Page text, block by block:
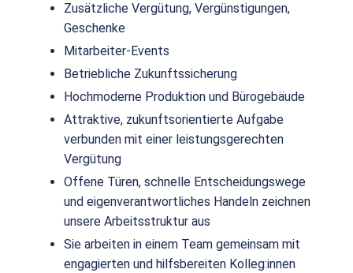
Zusätzliche Vergütung, Vergünstigungen,
Geschenke
Mitarbeiter-Events
Betriebliche Zukunftssicherung
Hochmoderne Produktion und Bürogebäude
Attraktive, zukunftsorientierte Aufgabe
verbunden mit einer leistungsgerechten
Vergütung
Offene Türen, schnelle Entscheidungswege
und eigenverantwortliches Handeln zeichnen
unsere Arbeitsstruktur aus
Sie arbeiten in einem Team gemeinsam mit
engagierten und hilfsbereiten Kolleg:innen